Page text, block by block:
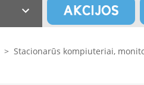
> Stacionarūs kompiuteriai,